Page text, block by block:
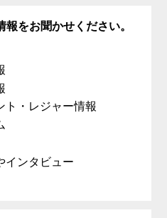
報をお聞かせください。
ト・レジャー情報
インタビュー